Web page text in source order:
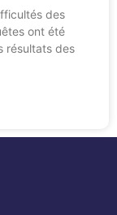
des
ont été
résultats des